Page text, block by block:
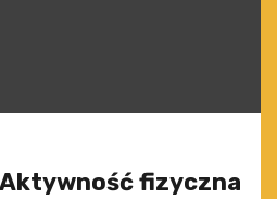
fizyczna